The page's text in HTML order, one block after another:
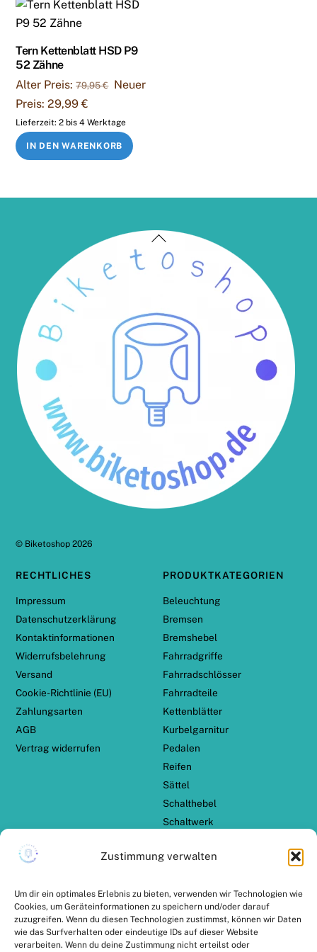
Zustimmung verwalten
Um dir ein optimales Erlebnis zu bieten, verwenden wir Technologien wie
Cookies, um Geräteinformationen zu speichern und/oder darauf
zuzugreifen. Wenn du diesen Technologien zustimmst, können wir Daten
wie das Surfverhalten oder eindeutige IDs auf dieser Website
verarbeiten. Wenn du deine Zustimmung nicht erteilst oder
Tern Kettenblatt HSD P9
52 Zähne
Alter Preis: 79,95€ Ursprünglicher
war:
79,95 €
Neuer
Preis: 29,99€
Preis
ist:
29,99 €.
Lieferzeit:2 bis 4 Werktage
IN DEN WARENKORB
Back
To
Top
© Biketoshop 2026
RECHTLICHES
Impressum
Datenschutzerklärung
Kontaktinformationen
Widerrufsbelehrung
Versand
Cookie-Richtlinie (EU)
Zahlungsarten
AGB
Vertrag widerrufen
PRODUKTKATEGORIEN
Beleuchtung
Bremsen
Bremshebel
Fahrradgriffe
Fahrradschlösser
Fahrradteile
Kettenblätter
Kurbelgarnitur
Pedalen
Reifen
Sättel
Schalthebel
Schaltwerk
TERN Zubehör
ZAHLUNGSARTEN VERSANDPARTNER